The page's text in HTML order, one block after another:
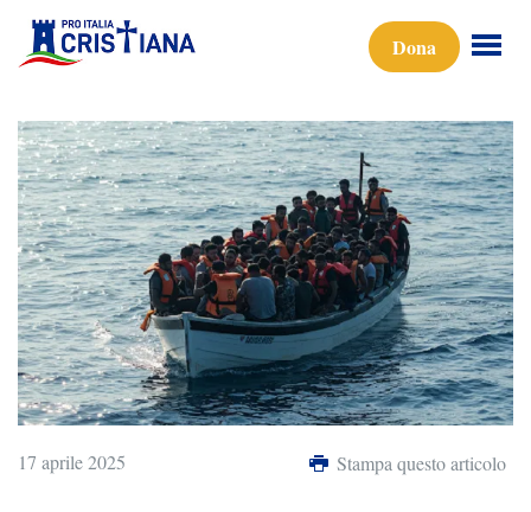
Dona
17 aprile 2025 Stampa questo articolo